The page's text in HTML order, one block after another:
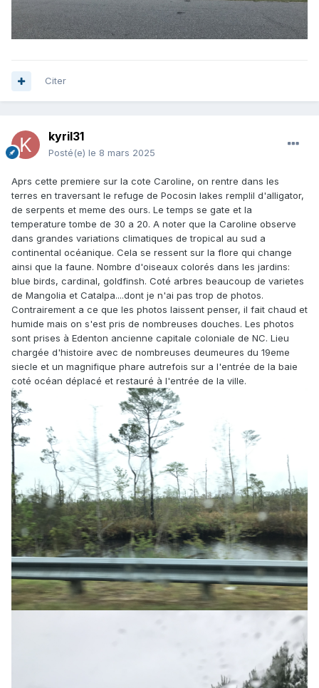
Citer
kyril31
Posté(e) le 8 mars 2025
Aprs cette premiere sur la cote Caroline, on rentre dans les
terres en traversant le refuge de Pocosin lakes remplil d'alligator,
de serpents et meme des ours. Le temps se gate et la
temperature tombe de 30 a 20. A noter que la Caroline observe
dans grandes variations climatiques de tropical au sud a
continental océanique. Cela se ressent sur la flore qui change
ainsi que la faune. Nombre d'oiseaux colorés dans les jardins:
blue birds, cardinal, goldfinsh. Coté arbres beaucoup de varietes
de Mangolia et Catalpa....dont je n'ai pas trop de photos.
Contrairement a ce que les photos laissent penser, il fait chaud et
humide mais on s'est pris de nombreuses douches. Les photos
sont prises à Edenton ancienne capitale coloniale de NC. Lieu
chargée d'histoire avec de nombreuses deumeures du 19eme
siecle et un magnifique phare autrefois sur a l'entrée de la baie
coté océan déplacé et restauré à l'entrée de la ville.